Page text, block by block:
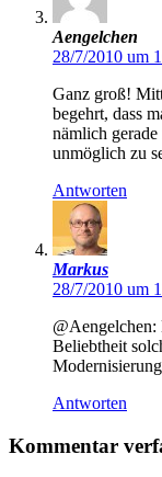
Aengelchen
28/7/2010 um
Ganz groß!
begehrt, dass
nämlich
unmöglich zu
Antworten
Markus
28/7/2010 um
@Aengelchen:
Beliebtheit
Antworten
Kommentar